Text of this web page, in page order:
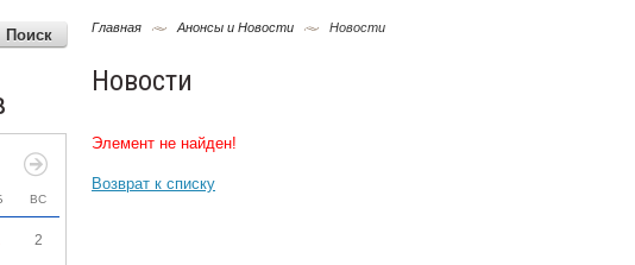
ВС
2
Главная Анонсы и Новости Новости
Новости
Элемент не найден!
Возврат к списку